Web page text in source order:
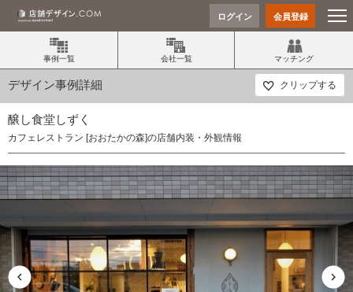
ログイン 会員登録
事例一覧 会社一覧 マッチング
デザイン事例詳細 クリップする
醸し食堂しずく
カフェレストラン [おおたかの森]の店舗内装・外観情報